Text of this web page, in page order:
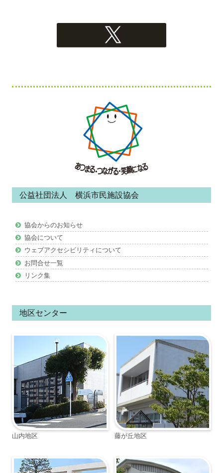
テ
ツ
公益社団法人 横浜市民施設協会
協会からのお知らせ
協会について
ウェブアクセシビリティについて
お問合せ一覧
リンク集
地区センター
山内地区 藤が丘地区